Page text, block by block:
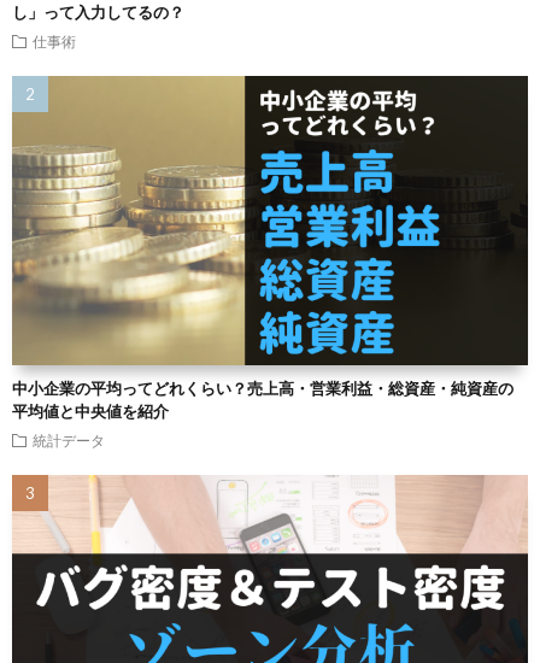
し」って入力してるの？
仕事術
中小企業の平均ってどれくらい？売上高・営業利益・総資産・純資産の
平均値と中央値を紹介
統計データ